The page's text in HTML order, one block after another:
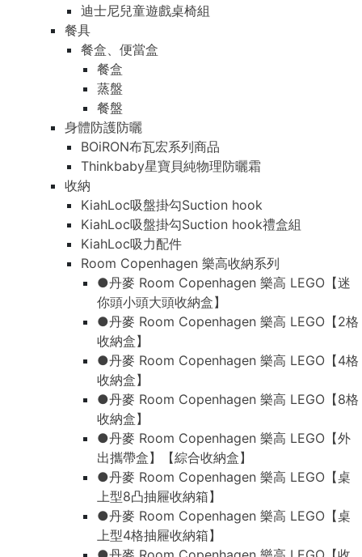
迪士尼兒童遊戲桌椅組
餐具
餐盒、便當盒
餐盒
蒸盤
餐盤
身體防護防曬
BOiRON布瓦宏系列商品
Thinkbaby星寶貝純物理防曬霜
收納
KiahLoc吸盤掛勾Suction hook
KiahLoc吸盤掛勾Suction hook禮盒組
KiahLoc吸力配件
Room Copenhagen 樂高收納系列
●丹麥 Room Copenhagen 樂高 LEGO【迷
你頭小頭大頭收納盒】
●丹麥 Room Copenhagen 樂高 LEGO【2格
收納盒】
●丹麥 Room Copenhagen 樂高 LEGO【4格
收納盒】
●丹麥 Room Copenhagen 樂高 LEGO【8格
收納盒】
●丹麥 Room Copenhagen 樂高 LEGO【外
出攜帶盒】【綜合收納盒】
●丹麥 Room Copenhagen 樂高 LEGO【桌
上型8凸抽屜收納箱】
●丹麥 Room Copenhagen 樂高 LEGO【桌
上型4格抽屜收納箱】